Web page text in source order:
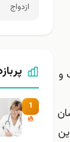
و
ازدواج
1